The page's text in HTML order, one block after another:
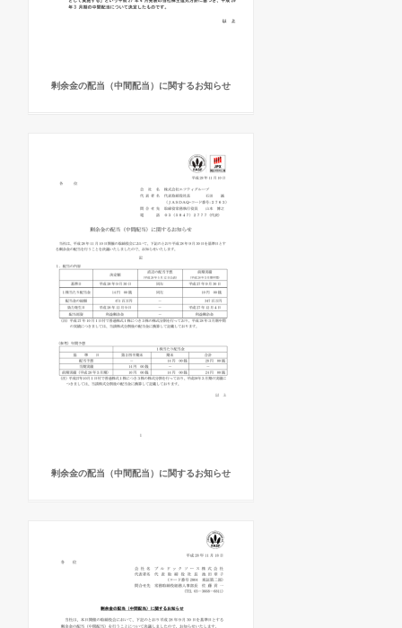
剰余金の配当（中間配当）に関するお知らせ
剰余金の配当（中間配当）に関するお知らせ